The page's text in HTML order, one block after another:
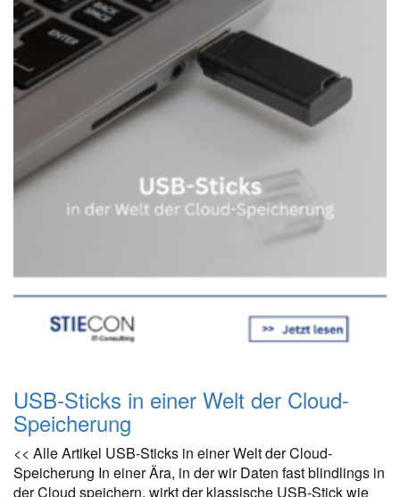
USB-Sticks in einer Welt der Cloud-
Speicherung
<< Alle Artikel USB-Sticks in einer Welt der Cloud-
Speicherung In einer Ära, in der wir Daten fast blindlings in
der Cloud speichern, wirkt der klassische USB-Stick wie